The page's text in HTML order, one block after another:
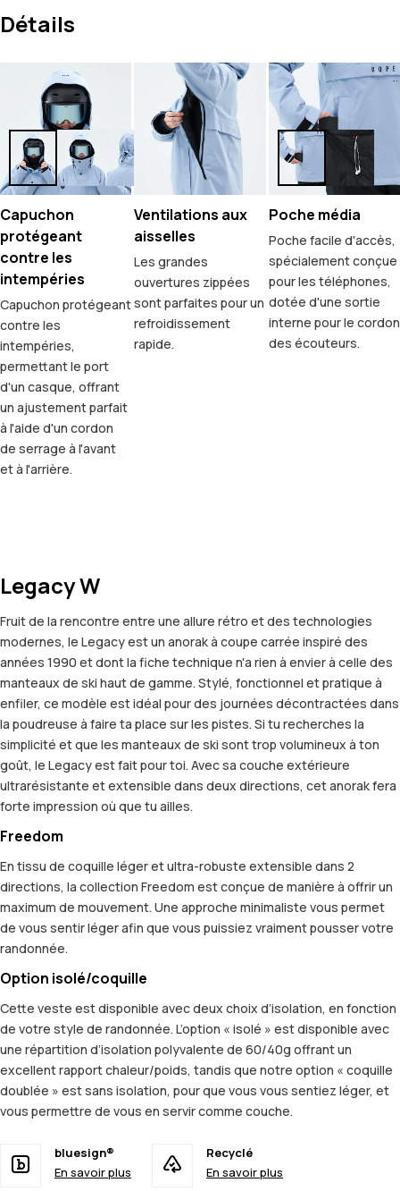
Détails
Capuchon
protégeant
contre les
intempéries
Capuchon protégeant
contre les
intempéries,
permettant le port
d'un casque, offrant
un ajustement parfait
à l'aide d'un cordon
de serrage à l'avant
et à l'arrière.
Ventilations aux
aisselles
Les grandes
ouvertures zippées
sont parfaites pour un
refroidissement
rapide.
Poche média
Poche facile d'accès,
spécialement conçue
pour les téléphones,
dotée d'une sortie
interne pour le cordon
des écouteurs.
Legacy W
Fruit de la rencontre entre une allure rétro et des technologies
modernes, le Legacy est un anorak à coupe carrée inspiré des
années 1990 et dont la fiche technique n'a rien à envier à celle des
manteaux de ski haut de gamme. Stylé, fonctionnel et pratique à
enfiler, ce modèle est idéal pour des journées décontractées dans
la poudreuse à faire ta place sur les pistes. Si tu recherches la
simplicité et que les manteaux de ski sont trop volumineux à ton
goût, le Legacy est fait pour toi. Avec sa couche extérieure
ultrarésistante et extensible dans deux directions, cet anorak fera
forte impression où que tu ailles.
Freedom
En tissu de coquille léger et ultra-robuste extensible dans 2
directions, la collection Freedom est conçue de manière à offrir un
maximum de mouvement. Une approche minimaliste vous permet
de vous sentir léger afin que vous puissiez vraiment pousser votre
randonnée.
Option isolé/coquille
Cette veste est disponible avec deux choix d’isolation, en fonction
de votre style de randonnée. L’option « isolé » est disponible avec
une répartition d’isolation polyvalente de 60/40g offrant un
excellent rapport chaleur/poids, tandis que notre option « coquille
doublée » est sans isolation, pour que vous vous sentiez léger, et
vous permettre de vous en servir comme couche.
bluesign®
En savoir plus
Recyclé
En savoir plus